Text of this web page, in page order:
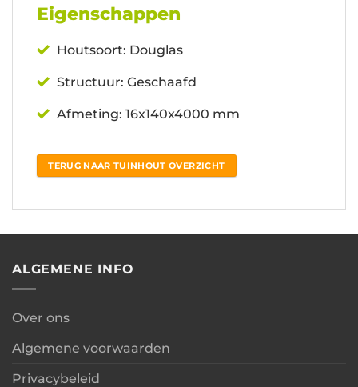
Eigenschappen
Houtsoort: Douglas
Structuur: Geschaafd
Afmeting: 16x140x4000 mm
TERUG NAAR TUINHOUT OVERZICHT
ALGEMENE INFO
Over ons
Algemene voorwaarden
Privacybeleid